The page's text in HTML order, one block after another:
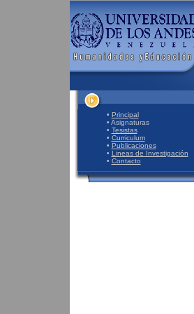
• Principal
• Asignaturas
• Tesistas
• Curriculum
• Publicaciones
• Lineas de Investigación
• Contacto